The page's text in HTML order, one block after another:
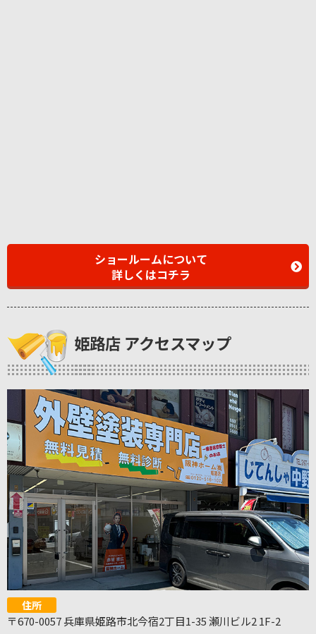
ショールームについて
詳しくはコチラ
姫路店 アクセスマップ
住所
〒670-0057 兵庫県姫路市北今宿2丁目1-35 瀬川ビル2 1F-2